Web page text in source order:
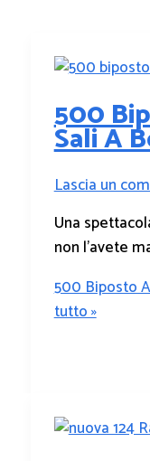
500
Sali A
Lascia un
Una
non l’avete
500 Biposto
tutto »